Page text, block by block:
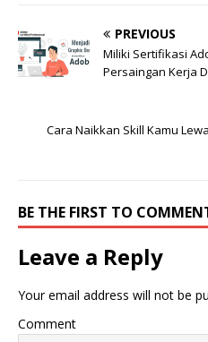
PREVIOUS
Miliki Sertifikasi
Persaingan Kerja
Cara Naikkan Skill Kamu
BE THE FIRST TO
Leave a Reply
Your email address will not be
Comment